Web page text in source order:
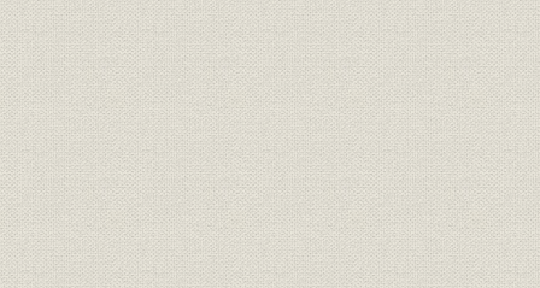
表4-11 東京市中金利
表4-12 公定歩合の推移
表4-13 公社債平均利回り
表4-14 公社債発行高
表4-15 日本銀行保有国債の対市中売買
表4-16 普通銀行に占める5大銀行のンェア